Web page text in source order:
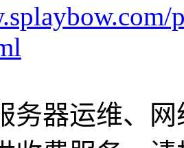
务器运维、